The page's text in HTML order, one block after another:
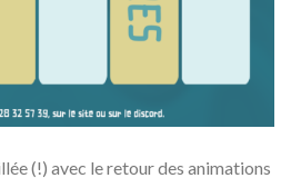
(!) avec le retour des animations